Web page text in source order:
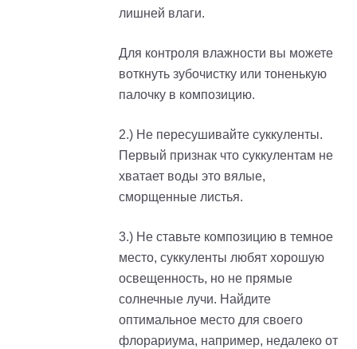
лишней влаги.
Для контроля влажности вы можете
воткнуть зубочистку или тоненькую
палочку в композицию.
2.) Не пересушивайте суккуленты.
Первый признак что суккулентам не
хватает воды это вялые,
сморщенные листья.
3.) Не ставьте композицию в темное
место, суккуленты любят хорошую
освещенность, но не прямые
солнечные лучи. Найдите
оптимальное место для своего
флорариума, например, недалеко от